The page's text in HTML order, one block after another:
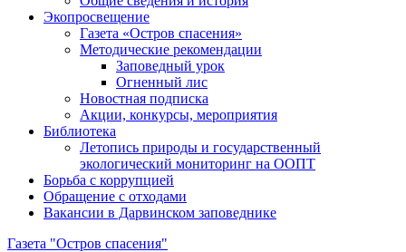
Экопросвещение
Газета «Остров спасения»
Методические рекомендации
Заповедный урок
Огненный лис
Новостная подписка
Акции, конкурсы, мероприятия
Библиотека
Летопись природы и государственный
экологический мониторинг на ООПТ
Борьба с коррупцией
Обращение с отходами
Вакансии в Дарвинском заповеднике
Газета "Остров спасения"